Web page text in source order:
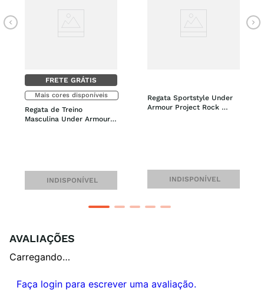
FRETE GRÁTIS
Mais cores disponíveis
Regata de Treino
Masculina Under Armour
INDISPONÍVEL
Regata Sportstyle Under
Armour Project Rock
INDISPONÍVEL
AVALIAÇÕES
Carregando…
Faça login para escrever uma avaliação.